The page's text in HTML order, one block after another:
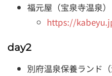
福元屋（宝泉寺温泉）
https://
day2
別府温泉保養ランド（